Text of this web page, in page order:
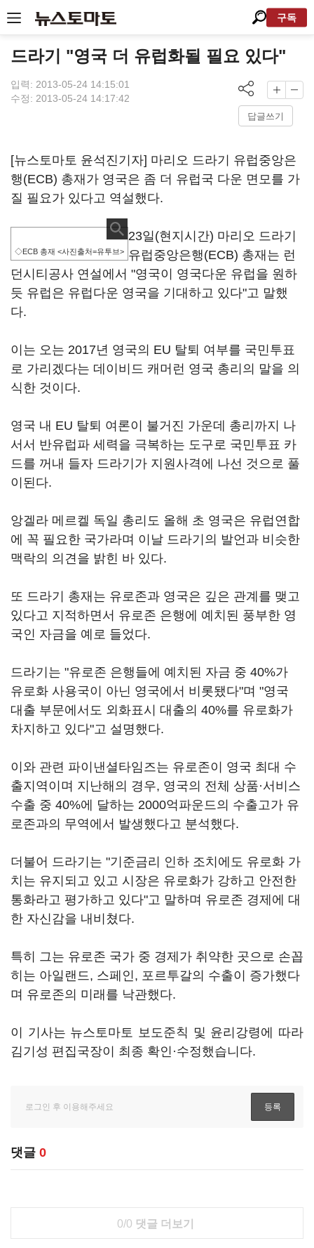
구독
드라기 "영국 더 유럽화될 필요 있다"
입력: 2013-05-24 14:15:01
수정: 2013-05-24 14:17:42
답글쓰기
[뉴스토마토 윤석진기자] 마리오 드라기 유럽중앙은
행(ECB) 총재가 영국은 좀 더 유럽국 다운 면모를 가
질 필요가 있다고 역설했다.
◇ECB 총재 <사진출처=유투브>
23일(현지시간) 마리오 드라기
유럽중앙은행(ECB) 총재는 런
던시티공사 연설에서 "영국이 영국다운 유럽을 원하
듯 유럽은 유럽다운 영국을 기대하고 있다"고 말했
다.
이는 오는 2017년 영국의 EU 탈퇴 여부를 국민투표
로 가리겠다는 데이비드 캐머런 영국 총리의 말을 의
식한 것이다.
영국 내 EU 탈퇴 여론이 불거진 가운데 총리까지 나
서서 반유럽파 세력을 극복하는 도구로 국민투표 카
드를 꺼내 들자 드라기가 지원사격에 나선 것으로 풀
이된다.
앙겔라 메르켈 독일 총리도 올해 초 영국은 유럽연합
에 꼭 필요한 국가라며 이날 드라기의 발언과 비슷한
맥락의 의견을 밝힌 바 있다.
또 드라기 총재는 유로존과 영국은 깊은 관계를 맺고
있다고 지적하면서 유로존 은행에 예치된 풍부한 영
국인 자금을 예로 들었다.
드라기는 "유로존 은행들에 예치된 자금 중 40%가
유로화 사용국이 아닌 영국에서 비롯됐다"며 "영국
대출 부문에서도 외화표시 대출의 40%를 유로화가
차지하고 있다"고 설명했다.
이와 관련 파이낸셜타임즈는 유로존이 영국 최대 수
출지역이며 지난해의 경우, 영국의 전체 상품·서비스
수출 중 40%에 달하는 2000억파운드의 수출고가 유
로존과의 무역에서 발생했다고 분석했다.
더불어 드라기는 "기준금리 인하 조치에도 유로화 가
치는 유지되고 있고 시장은 유로화가 강하고 안전한
통화라고 평가하고 있다"고 말하며 유로존 경제에 대
한 자신감을 내비쳤다.
특히 그는 유로존 국가 중 경제가 취약한 곳으로 손꼽
히는 아일랜드, 스페인, 포르투갈의 수출이 증가했다
며 유로존의 미래를 낙관했다.
이 기사는 뉴스토마토 보도준칙 및 윤리강령에 따라
김기성 편집국장이 최종 확인·수정했습니다.
댓글 0
0/0 댓글 더보기